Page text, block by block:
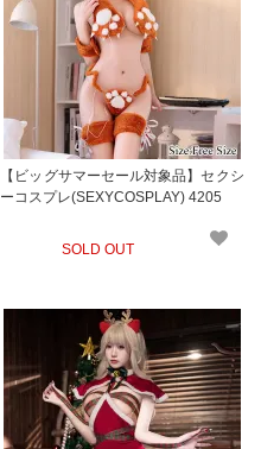
【ビッグサマーセール対象品】セクシ
ーコスプレ(SEXYCOSPLAY) 4205
SOLD OUT